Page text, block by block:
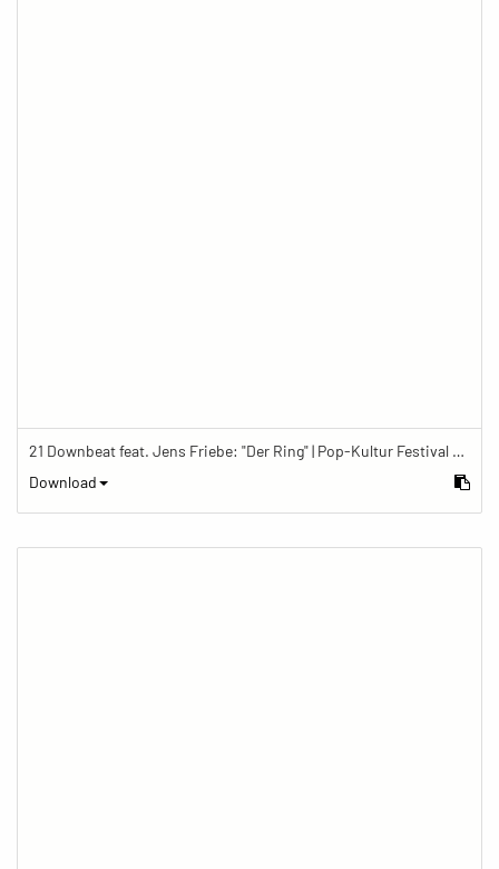
21 Downbeat feat. Jens Friebe: "Der Ring" | Pop-Kultur Festival 2019
Download